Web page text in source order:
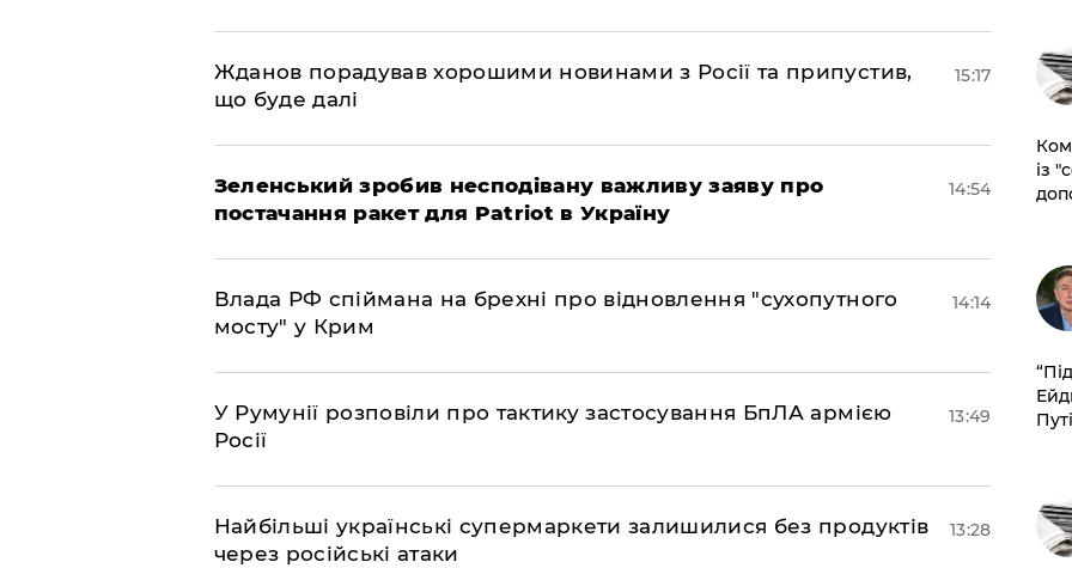
Жданов порадував хорошими новинами з Росії та припустив,
що буде далі
15:17
Зеленський зробив несподівану важливу заяву про
постачання ракет для Patriot в Україну
14:54
Влада РФ спіймана на брехні про відновлення "сухопутного
мосту" у Крим
14:14
У Румунії розповіли про тактику застосування БпЛА армією
Росії
13:49
Найбільші українські супермаркети залишилися без продуктів
через російські атаки
13:28
із